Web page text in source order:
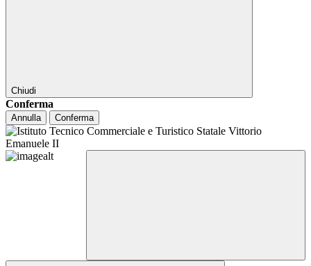
Chiudi
Conferma
Annulla Conferma